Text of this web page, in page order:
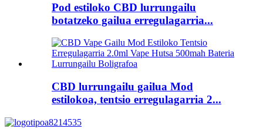
Pod estiloko CBD lurrungailu
botatzeko gailua erregulagarria...
CBD lurrungailu gailua Mod
estilokoa, tentsio erregulagarria 2...